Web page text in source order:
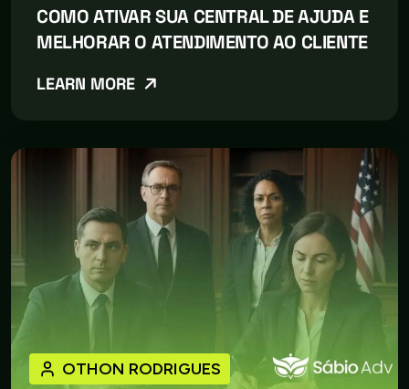
COMO ATIVAR SUA CENTRAL DE AJUDA E
MELHORAR O ATENDIMENTO AO CLIENTE
LEARN MORE
OTHON RODRIGUES